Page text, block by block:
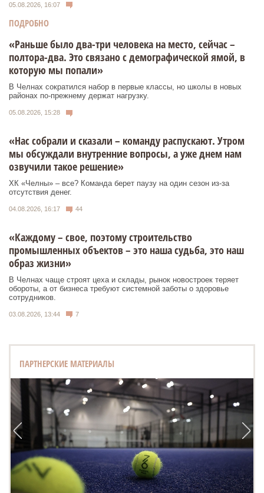
05.08.2026, 16:07
ПОДРОБНО
«Раньше было два-три человека на место, сейчас –
полтора-два. Это связано с демографической ямой, в
которую мы попали»
В Челнах сократился набор в первые классы, но школы в новых
районах по-прежнему держат нагрузку.
05.08.2026, 15:28
«Нас собрали и сказали – команду распускают. Утром
мы обсуждали внутренние вопросы, а уже днем нам
озвучили такое решение»
ХК «Челны» – все? Команда берет паузу на один сезон из-за
отсутствия денег.
04.08.2026, 16:17 44
«Каждому – свое, поэтому строительство
промышленных объектов – это наша судьба, это наш
образ жизни»
В Челнах чаще строят цеха и склады, рынок новостроек теряет
обороты, а от бизнеса требуют системной заботы о здоровье
сотрудников.
03.08.2026, 13:44 7
ПАРТНЕРСКИЕ МАТЕРИАЛЫ